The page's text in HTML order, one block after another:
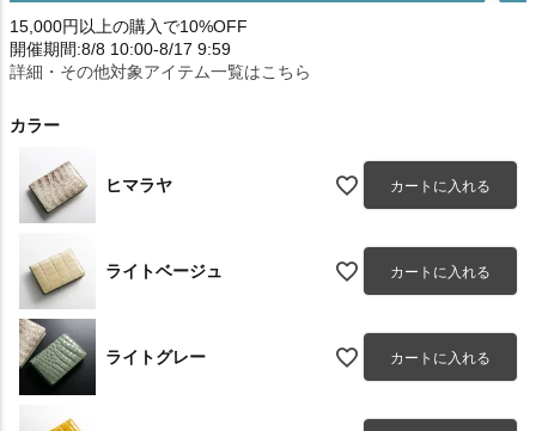
15,000円以上の購入で10%OFF
開催期間:8/8 10:00-8/17 9:59
詳細・その他対象アイテム一覧はこちら
カラー
ヒマラヤ カートに入れる
ライトベージュ カートに入れる
ライトグレー カートに入れる